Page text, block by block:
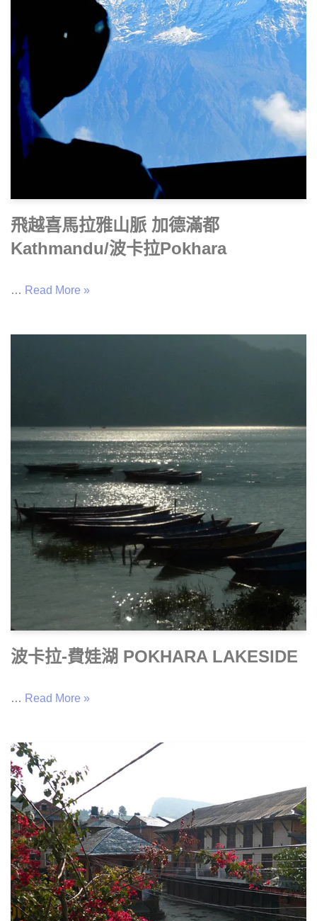
飛越喜馬拉雅山脈 加德滿都
Kathmandu/波卡拉Pokhara
… Read More »
波卡拉-費娃湖 POKHARA LAKESIDE
… Read More »